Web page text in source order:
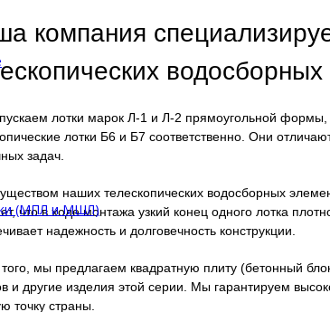
(МПЛ и МШЛ)
компания
лотки марок Л-1 и Л-2 прямоугольной
лотки Б6 и Б7 соответственно. Они
задач.
наших телескопических водосборных
что в ходе монтажа узкий конец одного лотка
надежность и долговечность конструкции.
мы предлагаем квадратную плиту (бетонный
и другие изделия этой серии. Мы гарантируем
точку страны.